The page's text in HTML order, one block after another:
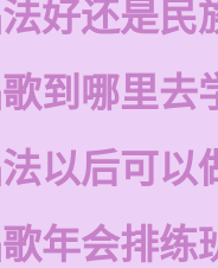
好还是民
到哪里去
以后可以
年会排练